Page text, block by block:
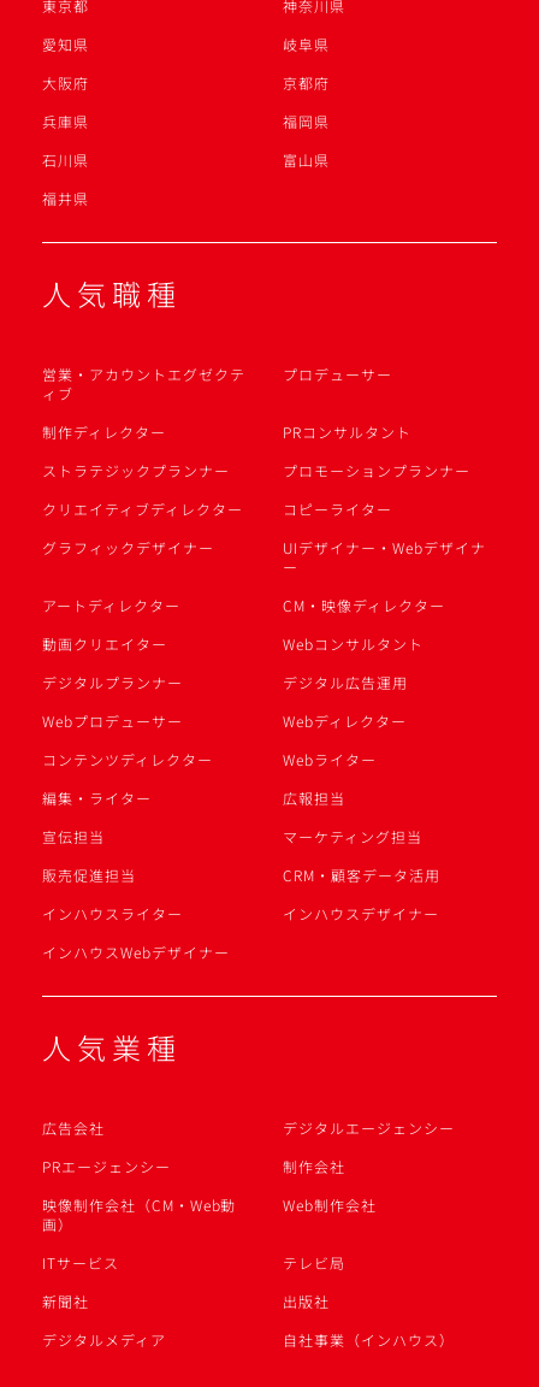
東京都
神奈川県
愛知県
岐阜県
大阪府
京都府
兵庫県
福岡県
石川県
富山県
福井県
人気職種
営業・アカウントエグゼクテ
ィブ
プロデューサー
制作ディレクター
PRコンサルタント
ストラテジックプランナー
プロモーションプランナー
クリエイティブディレクター
コピーライター
グラフィックデザイナー
UIデザイナー・Webデザイナ
ー
アートディレクター
CM・映像ディレクター
動画クリエイター
Webコンサルタント
デジタルプランナー
デジタル広告運用
Webプロデューサー
Webディレクター
コンテンツディレクター
Webライター
編集・ライター
広報担当
宣伝担当
マーケティング担当
販売促進担当
CRM・顧客データ活用
インハウスライター
インハウスデザイナー
インハウスWebデザイナー
人気業種
広告会社
デジタルエージェンシー
PRエージェンシー
制作会社
映像制作会社（CM・Web動
画）
Web制作会社
ITサービス
テレビ局
新聞社
出版社
デジタルメディア
自社事業（インハウス）